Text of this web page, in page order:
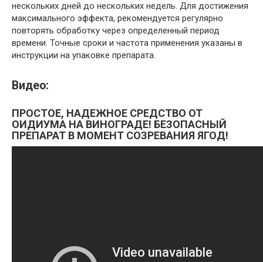
нескольких дней до нескольких недель. Для достижения
максимального эффекта, рекомендуется регулярно
повторять обработку через определенный период
времени. Точные сроки и частота применения указаны в
инструкции на упаковке препарата.
Видео:
ПРОСТОЕ, НАДЕЖНОЕ СРЕДСТВО ОТ
ОИДИУМА НА ВИНОГРАДЕ! БЕЗОПАСНЫЙ
ПРЕПАРАТ В МОМЕНТ СОЗРЕВАНИЯ ЯГОД!